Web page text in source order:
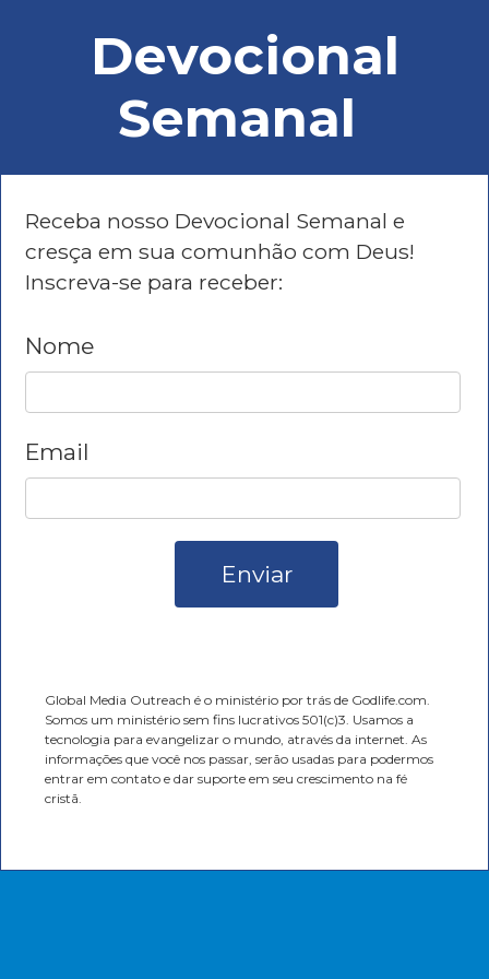
Devocional
Semanal
Receba nosso Devocional Semanal e
cresça em sua comunhão com Deus!
Inscreva-se para receber:
Nome
Email
Enviar
Global Media Outreach é o ministério por trás de Godlife.com.
Somos um ministério sem fins lucrativos 501(c)3. Usamos a
tecnologia para evangelizar o mundo, através da internet. As
informações que você nos passar, serão usadas para podermos
entrar em contato e dar suporte em seu crescimento na fé
cristã.